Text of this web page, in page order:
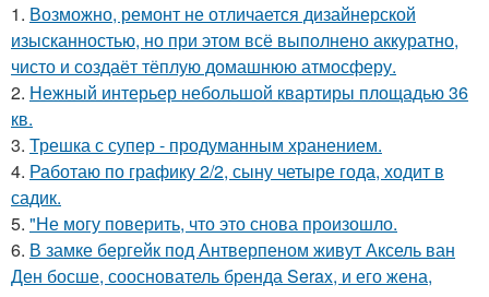
1. Возможно, ремонт не отличается дизайнерской
изысканностью, но при этом всё выполнено аккуратно,
чисто и создаёт тёплую домашнюю атмосферу.
2. Нежный интерьер небольшой квартиры площадью 36
кв.
3. Трешка с супер - продуманным хранением.
4. Работаю по графику 2/2, сыну четыре года, ходит в
садик.
5. "Не могу поверить, что это снова произошло.
6. В замке бергейк под Антверпеном живут Аксель ван
Ден босше, сооснователь бренда Serax, и его жена,